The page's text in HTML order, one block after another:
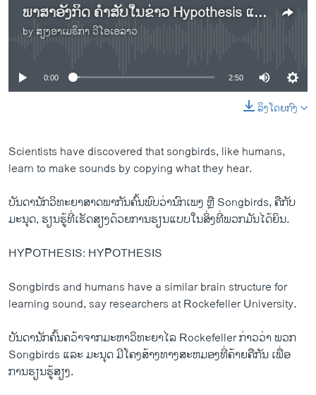
ພາສາອັງກິດ ຄໍາສັບໃນຂ່າວ Hypothesis ແປວ່າ ຂໍ້ສົມມຸດ ຫຼື ການຕັ້ງສົມມຸດຂຶ້ນມາ
by ສຽງອາເມຣິກາ ວີໂອເອລາວ
No media source currently available
0:00 2:50
ລິງໂດຍກົງ
Scientists have discovered that songbirds, like humans,
learn to make sounds by copying what they hear.
ບັນດານັກວິທະຍາສາດພາກັນຄົ້ນພົບວ່ານົກເພງ ຫຼື Songbirds, ຄືກັບ
ມະນຸດ, ຮຽນຮູ້ທີ່ເຮັດສຽງດ້ວຍການຮຽນແບບໃນສິ່ງທີ່ພວກມັນໄດ້ຍິນ.
HYPOTHESIS: HYPOTHESIS
Songbirds and humans have a similar brain structure for
learning sound, say researchers at Rockefeller University.
ບັນດານັກຄົ້ນຄວ້າຈາກມະຫາວິທະຍາໄລ Rockefeller ກ່າວວ່າ ພວກ
Songbirds ແລະ ມະນຸດ ມີໂຄງສ້າງທາງສະຫມອງທີ່ຄ້າຍຄືກັນ ເພື່ອ
ການຮຽນຮູ້ສຽງ.